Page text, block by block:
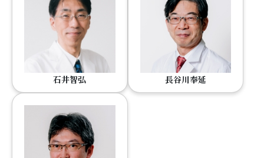
石井智弘 長谷川奉延